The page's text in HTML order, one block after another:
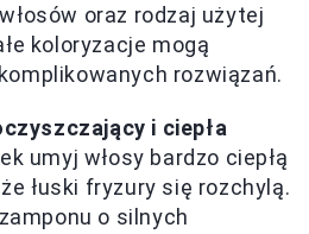
oraz rodzaj użytej
koloryzacje mogą
rozwiązań.
i ciepła
umyj włosy bardzo ciepłą
łuski fryzury się rozchylą.
o silnych